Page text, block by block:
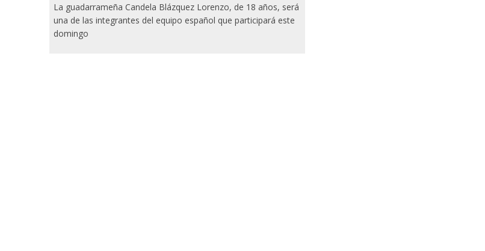
La guadarrameña Candela Blázquez Lorenzo, de 18 años, será
una de las integrantes del equipo español que participará este
domingo